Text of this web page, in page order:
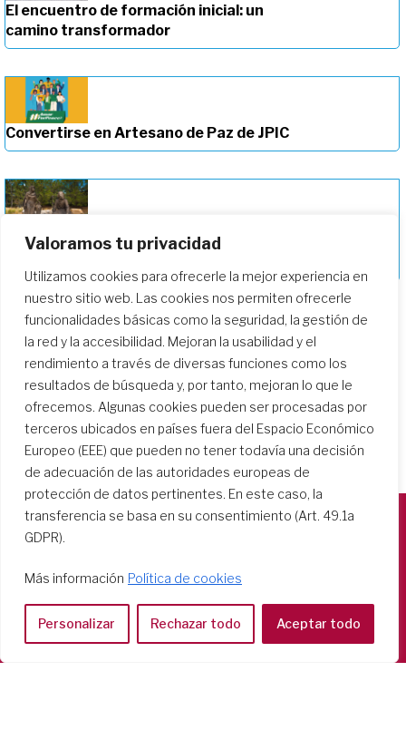
Valoramos tu privacidad
Utilizamos cookies para ofrecerle la mejor experiencia en
nuestro sitio web. Las cookies nos permiten ofrecerle
funcionalidades básicas como la seguridad, la gestión de
la red y la accesibilidad. Mejoran la usabilidad y el
rendimiento a través de diversas funciones como los
resultados de búsqueda y, por tanto, mejoran lo que le
ofrecemos. Algunas cookies pueden ser procesadas por
terceros ubicados en países fuera del Espacio Económico
Europeo (EEE) que pueden no tener todavía una decisión
de adecuación de las autoridades europeas de
protección de datos pertinentes. En este caso, la
transferencia se basa en su consentimiento (Art. 49.1a
GDPR).
Más información Política de cookies
Personalizar Rechazar todo Aceptar todo
El encuentro de formación inicial: un
camino transformador
Convertirse en Artesano de Paz de JPIC
Profundizando en nuestro camino de
Casa Generalizia
Tel: 06 58 23 03 32 or 06 58 20 31 17